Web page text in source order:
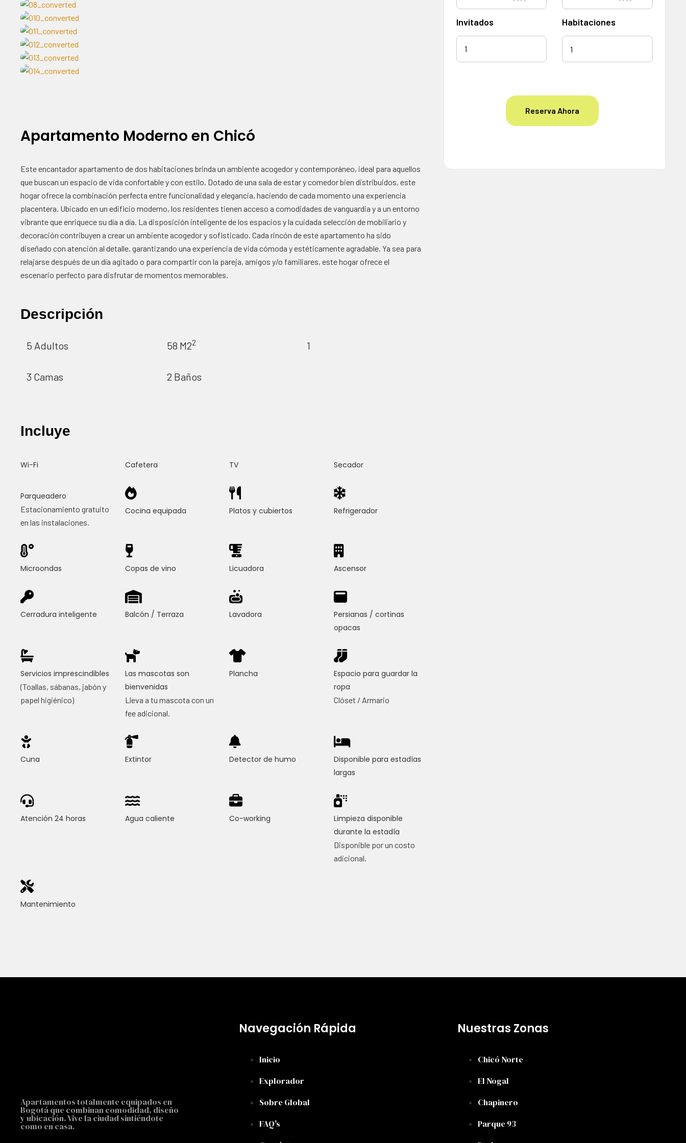
Apartamento Moderno en Chicó
Este encantador apartamento de dos habitaciones brinda un ambiente acogedor y contemporáneo, ideal para aquellos
que buscan un espacio de vida confortable y con estilo. Dotado de una sala de estar y comedor bien distribuidos, este
hogar ofrece la combinación perfecta entre funcionalidad y elegancia, haciendo de cada momento una experiencia
placentera. Ubicado en un edificio moderno, los residentes tienen acceso a comodidades de vanguardia y a un entorno
vibrante que enriquece su día a día. La disposición inteligente de los espacios y la cuidada selección de mobiliario y
decoración contribuyen a crear un ambiente acogedor y sofisticado. Cada rincón de este apartamento ha sido
diseñado con atención al detalle, garantizando una experiencia de vida cómoda y estéticamente agradable. Ya sea para
relajarse después de un día agitado o para compartir con la pareja, amigos y/o familiares, este hogar ofrece el
escenario perfecto para disfrutar de momentos memorables.
Descripción
5 Adultos 58 M22 1
3 Camas 2 Baños
Incluye
Wi-Fi Cafetera TV Secador
Parqueadero
Estacionamiento gratuito
en las instalaciones.
Cocina equipada Platos y cubiertos Refrigerador
Microondas Copas de vino Licuadora Ascensor
Cerradura inteligente Balcón / Terraza Lavadora
Persianas / cortinas
opacas
Servicios imprescindibles
(Toallas, sábanas, jabón y
papel higiénico)
Las mascotas son
bienvenidas
Lleva a tu mascota con un
fee adicional.
Plancha
Espacio para guardar la
ropa
Clóset / Armario
Cuna Extintor Detector de humo
Disponible para estadías
largas
Atención 24 horas Agua caliente Co-working
Limpieza disponible
durante la estadía
Disponible por un costo
adicional.
Mantenimiento
Invitados
1
Habitaciones
Reserva Ahora
Apartamentos totalmente equipados en
Bogotá que combinan comodidad, diseño
y ubicación. Vive la ciudad sintiéndote
como en casa.
Navegación Rápida
Inicio
Explorador
Sobre Global
FAQ's
Nuestras Zonas
Chicó Norte
El Nogal
Chapinero
Parque 93